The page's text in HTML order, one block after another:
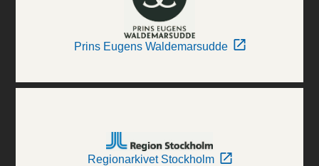
Prins Eugens Waldemarsudde
Regionarkivet Stockholm